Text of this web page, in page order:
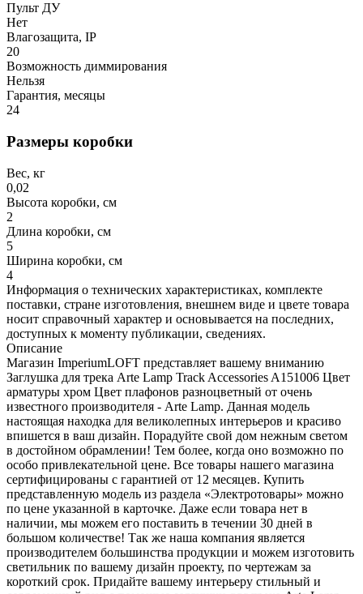
Пульт ДУ
Нет
Влагозащита, IP
20
Возможность диммирования
Нельзя
Гарантия, месяцы
24
Размеры коробки
Вес, кг
0,02
Высота коробки, см
2
Длина коробки, см
5
Ширина коробки, см
4
Информация о технических характеристиках, комплекте
поставки, стране изготовления, внешнем виде и цвете товара
носит справочный характер и основывается на последних,
доступных к моменту публикации, сведениях.
Описание
Магазин ImperiumLOFT представляет вашему вниманию
Заглушка для трека Arte Lamp Track Accessories A151006 Цвет
арматуры хром Цвет плафонов разноцветный от очень
известного производителя - Arte Lamp. Данная модель
настоящая находка для великолепных интерьеров и красиво
впишется в ваш дизайн. Порадуйте свой дом нежным светом
в достойном обрамлении! Тем более, когда оно возможно по
особо привлекательной цене. Все товары нашего магазина
сертифицированы с гарантией от 12 месяцев. Купить
представленную модель из раздела «Электротовары» можно
по цене указанной в карточке. Даже если товара нет в
наличии, мы можем его поставить в течении 30 дней в
большом количестве! Так же наша компания является
производителем большинства продукции и можем изготовить
светильник по вашему дизайн проекту, по чертежам за
короткий срок. Придайте вашему интерьеру стильный и